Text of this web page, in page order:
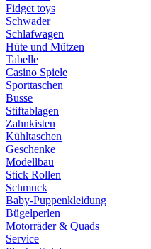
Fidget toys
Schwader
Schlafwagen
Hüte und Mützen
Tabelle
Casino Spiele
Sporttaschen
Busse
Stiftablagen
Zahnkisten
Kühltaschen
Geschenke
Modellbau
Stick Rollen
Schmuck
Baby-Puppenkleidung
Bügelperlen
Motorräder & Quads
Service